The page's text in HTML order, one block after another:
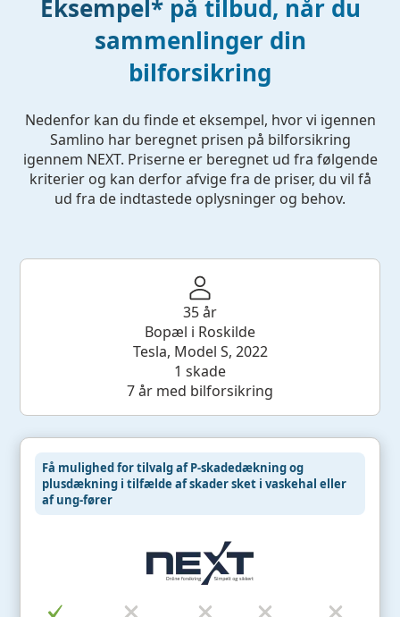
Eksempel* på tilbud, når du
sammenlinger din
bilforsikring
Nedenfor kan du finde et eksempel, hvor vi igennen
Samlino har beregnet prisen på bilforsikring
igennem NEXT. Priserne er beregnet ud fra følgende
kriterier og kan derfor afvige fra de priser, du vil få
ud fra de indtastede oplysninger og behov.
35 år
Bopæl i Roskilde
Tesla, Model S, 2022
1 skade
7 år med bilforsikring
Få mulighed for tilvalg af P-skadedækning og
plusdækning i tilfælde af skader sket i vaskehal eller
af ung-fører